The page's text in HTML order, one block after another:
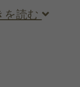
を読む